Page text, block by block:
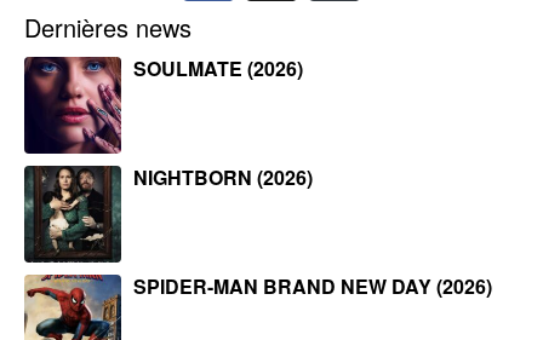
Dernières news
SOULMATE (2026)
NIGHTBORN (2026)
SPIDER-MAN BRAND NEW DAY (2026)